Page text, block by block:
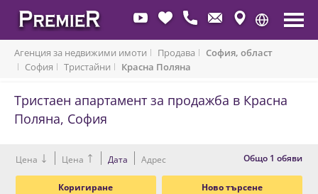
Агенция за недвижими имоти Продава
София, област
София
Тристайни Красна Поляна
Тристаен апартамент за продажба в Красна
Поляна, София
Цена Цена Дата Адрес Oбщо 1 обяви
Коригиране Ново търсене